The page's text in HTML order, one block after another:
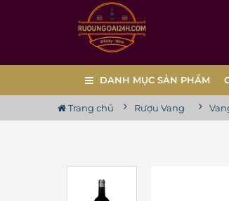
DANH MỤC SẢN PHẨM
Trang chủ Rượu Vang